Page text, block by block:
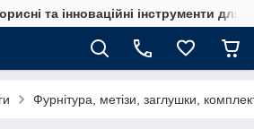
та інноваційні інструменти для
Фурнітура, метізи, заглушки,